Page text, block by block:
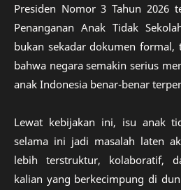
Presiden Nomor 3 Tahun 2026
Penanganan Anak Tidak
bukan sekadar dokumen
bahwa negara semakin serius
anak Indonesia benar-benar
Lewat kebijakan ini, isu anak
selama ini jadi masalah laten
lebih terstruktur, kolaboratif,
kalian yang berkecimpung di